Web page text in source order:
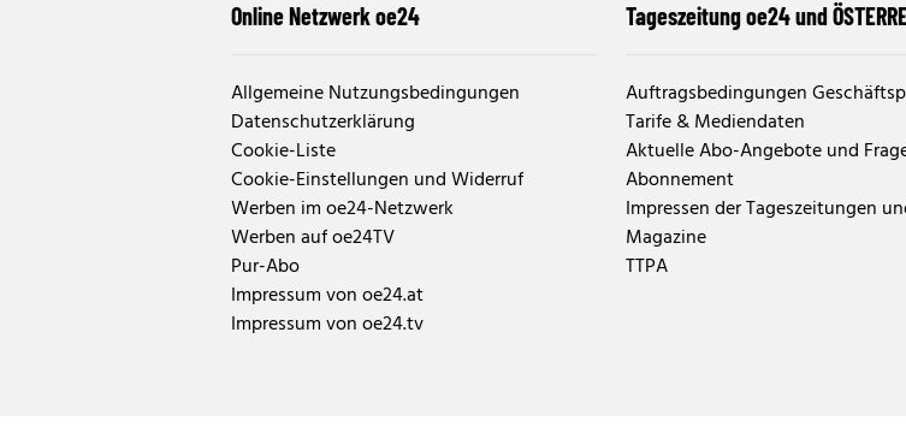
Online Netzwerk oe24
Allgemeine Nutzungsbedingungen
Datenschutzerklärung
Cookie-Liste
Cookie-Einstellungen und Widerruf
Werben im oe24-Netzwerk
Werben auf oe24TV
Pur-Abo
Impressum von oe24.at
Impressum von oe24.tv
Tageszeitung oe24 und
Auftragsbedingungen
Tarife & Mediendaten
Aktuelle Abo-Angebote und
Abonnement
Impressen der Tageszeitungen
Magazine
TTPA